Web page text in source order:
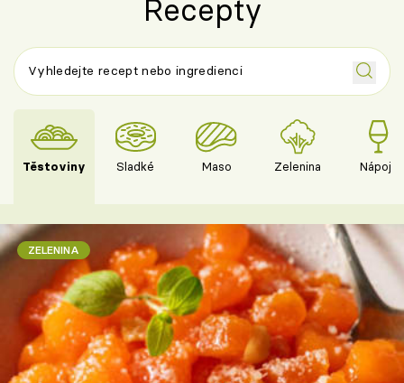
Recepty
Těstoviny Sladké Maso Zelenina Nápoje
ZELENINA